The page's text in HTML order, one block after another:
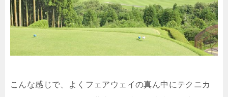
こんな感じで、よくフェアウェイの真ん中にテクニカ